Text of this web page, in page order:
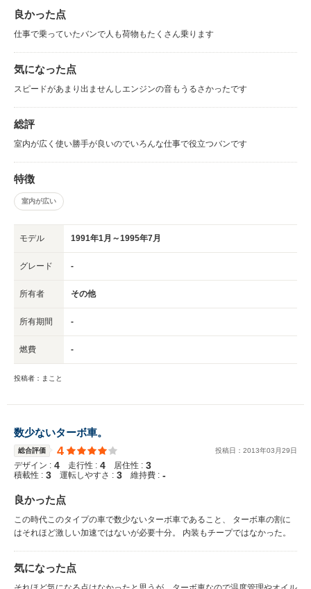
良かった点
仕事で乗っていたバンで人も荷物もたくさん乗ります
気になった点
スピードがあまり出ませんしエンジンの音もうるさかったです
総評
室内が広く使い勝手が良いのでいろんな仕事で役立つバンです
特徴
室内が広い
モデル 1991年1月～1995年7月
グレード -
所有者 その他
所有期間 -
燃費 -
投稿者：まこと
数少ないターボ車。
総合評価 4 投稿日： 2013年03 月29日
デザイン : 4 走行性 : 4 居住性 : 3
積載性 : 3 運転しやすさ : 3 維持費 : -
良かった点
この時代このタイプの車で数少ないターボ車であること、 ターボ車の割に
はそれほど激しい加速ではないが必要十分。 内装もチープではなかった。
気になった点